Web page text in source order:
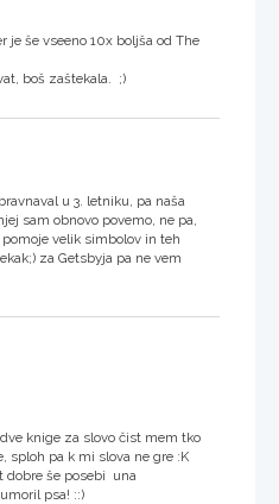
je še vseeno 10x boljša od The
boš zaštekala. ;)
u 3. letniku, pa naša
sam obnovo povemo, ne pa,
velik simbolov in teh
za Getsbyja pa ne vem
knige za slovo čist mem tko
sploh pa k mi slova ne gre :K
dobre še posebi una
psa! ::)